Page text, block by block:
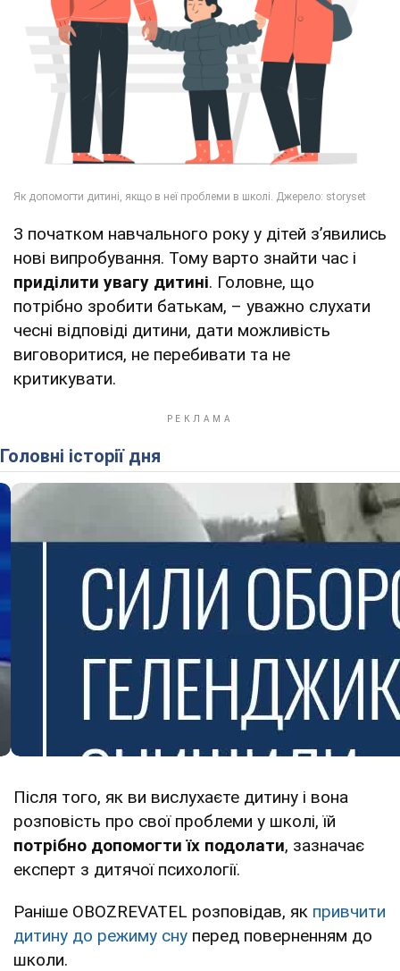
З початком навчального року у дітей з’явились
нові випробування. Тому варто знайти час і
приділити увагу дитині. Головне, що
потрібно зробити батькам, – уважно слухати
чесні відповіді дитини, дати можливість
виговоритися, не перебивати та не
критикувати.
Головні історії дня
Після того, як ви вислухаєте дитину і вона
розповість про свої проблеми у школі, їй
потрібно допомогти їх подолати, зазначає
експерт з дитячої психології.
Раніше OBOZREVATEL розповідав, як привчити
дитину до режиму сну перед поверненням до
школи.